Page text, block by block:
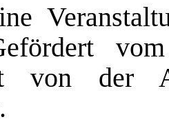
von der